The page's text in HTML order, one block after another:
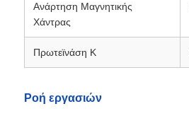
Ξενάγηση στο Εργοστάσιο
Ποιοτικός έλεγχος
Επικοινωνήστε μαζί μας
Ανάρτηση Μαγνητικής
Χάντρας
Πρωτεϊνάση Κ
Ροή εργασιών